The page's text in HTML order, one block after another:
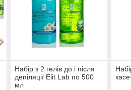
Набір з 2 гелів до і після
депіляції Elit Lab по 500
мл